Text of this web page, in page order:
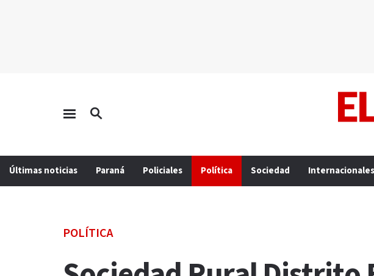
Últimas noticias Paraná Policiales Política Sociedad Internacionales
POLÍTICA